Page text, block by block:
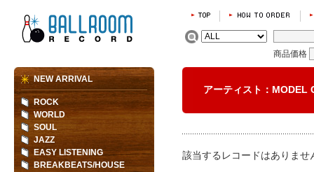
商品価格
アーティスト：
該当するレコードはありませ
NEW ARRIVAL
ROCK
WORLD
SOUL
JAZZ
EASY LISTENING
BREAKBEATS/HOUSE